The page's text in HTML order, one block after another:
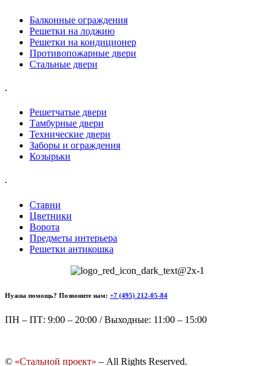
Балконные ограждения
Решетки на лоджию
Решетки на кондиционер
Противопожарные двери
Стальные двери
.
Решетчатые двери
Тамбурные двери
Технические двери
Заборы и ограждения
Козырьки
.
Ставни
Цветники
Ворота
Предметы интерьера
Решетки антикошка
Нужна помощь? Позвоните нам: +7 (495) 212-05-84
ПН – ПТ: 9:00 – 20:00 / Выходные: 11:00 – 15:00
© «Стальной проект» – All Rights Reserved.